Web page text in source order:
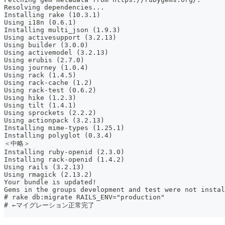
Resolving dependencies...
Installing rake (10.3.1)
Using i18n (0.6.1)
Installing multi_json (1.9.3)
Using activesupport (3.2.13)
Using builder (3.0.0)
Using activemodel (3.2.13)
Using erubis (2.7.0)
Using journey (1.0.4)
Using rack (1.4.5)
Using rack-cache (1.2)
Using rack-test (0.6.2)
Using hike (1.2.3)
Using tilt (1.4.1)
Using sprockets (2.2.2)
Using actionpack (3.2.13)
Installing mime-types (1.25.1)
Installing polyglot (0.3.4)
＜中略＞
Installing ruby-openid (2.3.0)
Installing rack-openid (1.4.2)
Using rails (3.2.13)
Using rmagick (2.13.2)
Your bundle is updated!
Gems in the groups development and test were not
# rake db:migrate RAILS_ENV="production"
# ←マイグレーション正常完了